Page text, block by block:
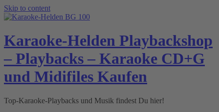
Skip to content
Karaoke-Helden Playbackshop
– Playbacks – Karaoke CD+G
und Midifiles Kaufen
Top-Karaoke-Playbacks und Musik findest Du hier!